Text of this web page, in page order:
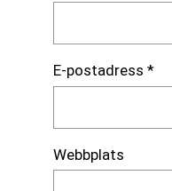
E-postadress *
Webbplats